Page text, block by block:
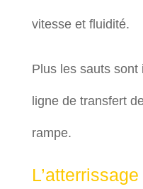
vitesse et fluidité.
Plus les sauts
ligne de transfert
rampe.
L’atterrissage